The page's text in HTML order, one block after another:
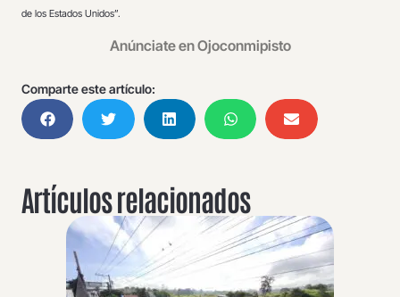
de los Estados Unidos”.
Anúnciate en Ojoconmipisto
Comparte este artículo:
Artículos relacionados